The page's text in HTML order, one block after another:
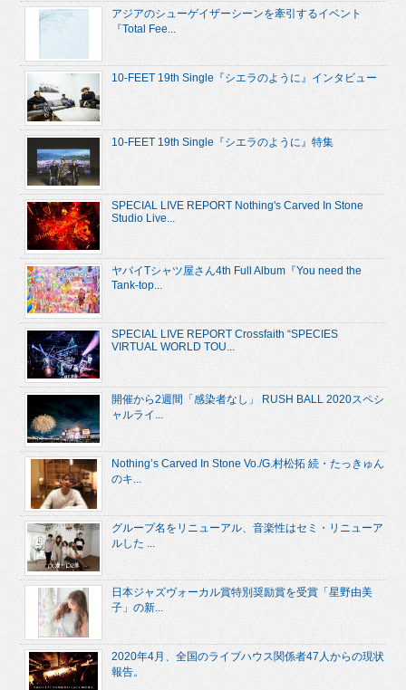
アジアのシューゲイザーシーンを牽引するイベント
『Total Fee...
10-FEET 19th Single『シエラのように』インタビュー
10-FEET 19th Single『シエラのように』特集
SPECIAL LIVE REPORT Nothing's Carved In Stone
Studio Live...
ヤバイTシャツ屋さん4th Full Album『You need the
Tank-top...
SPECIAL LIVE REPORT Crossfaith “SPECIES
VIRTUAL WORLD TOU...
開催から2週間「感染者なし」 RUSH BALL 2020スペシ
ャルライ...
Nothing’s Carved In Stone Vo./G.村松拓 続・たっきゅん
のキ...
グループ名をリニューアル、音楽性はセミ・リニューア
ルした ...
日本ジャズヴォーカル賞特別奨励賞を受賞「星野由美
子」の新...
2020年4月、全国のライブハウス関係者47人からの現状
報告。